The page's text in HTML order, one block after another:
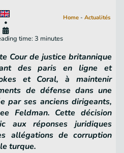
•
time: 3 minutes
Home - Actualités
Cour de justice britannique
des paris en ligne et
et Coral, à maintenir
de défense dans une
par ses anciens dirigeants,
Feldman. Cette décision
aux réponses juridiques
allégations de corruption
turque.